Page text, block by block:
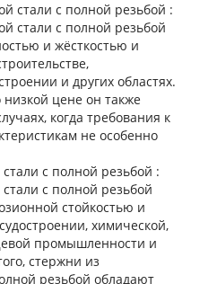
стали с полной резьбой :
стали с полной резьбой
и жёсткостью и
и других областях.
низкой цене он также
когда требования к
не особенно
с полной резьбой :
с полной резьбой
стойкостью и
химической,
промышленности и
стержни из
резьбой обладают